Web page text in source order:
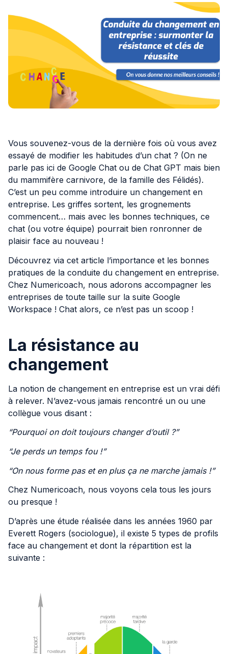
Ressources
Cas clients
Vous souvenez-vous de la dernière fois où vous avez
essayé de modifier les habitudes d’un chat ? (On ne
parle pas ici de Google Chat ou de Chat GPT mais bien
du mammifère carnivore, de la famille des Félidés).
C’est un peu comme introduire un changement en
entreprise. Les griffes sortent, les grognements
commencent… mais avec les bonnes techniques, ce
chat (ou votre équipe) pourrait bien ronronner de
plaisir face au nouveau !
Découvrez via cet article l’importance et les bonnes
pratiques de la conduite du changement en entreprise.
Chez Numericoach, nous adorons accompagner les
entreprises de toute taille sur la suite Google
Workspace ! Chat alors, ce n’est pas un scoop !
La résistance au
changement
La notion de changement en entreprise est un vrai défi
à relever. N’avez-vous jamais rencontré un ou une
collègue vous disant :
“Pourquoi on doit toujours changer d’outil ?”
“Je perds un temps fou !”
“On nous forme pas et en plus ça ne marche jamais !”
Chez Numericoach, nous voyons cela tous les jours
ou presque !
D’après une étude réalisée dans les années 1960 par
Everett Rogers (sociologue), il existe 5 types de profils
face au changement et dont la répartition est la
suivante :